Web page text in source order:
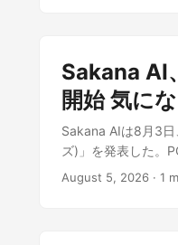
日本語が含まれる
動画生成は当初か
Googleの「Veo」
別化を狙うのは「
る手間がかかって
がある。近日公開
も、開発者コミュ
で、Googleは以前
の今回の確認は、
小型・軽量モデル
点 Ars Technicaも
実際の恩恵を受け
領域であり、TPU
すべてに搭載され
レスを持って単独
プデート適用・OS
状態でも機能する
えに侵害されると
専門家が繰り返し
Sakana AI
開始 気に
Sakana AIは8月3
ズ)」を発表した。
採用する。 なぜこ
August 5, 2026 · 1